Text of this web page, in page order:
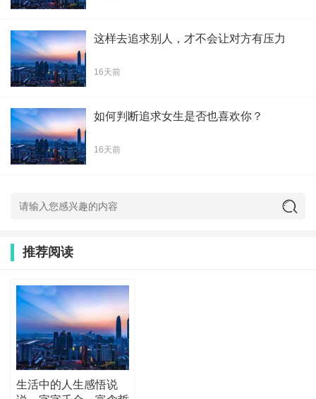
这样去追求别人，才不会让对方有压力
16天前
如何判断追求女生是否也喜欢你？
16天前
推荐阅读
生活中的人生感悟说